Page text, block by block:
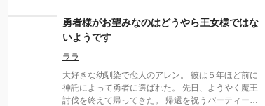
選ばれることに。 ヒューゴが出立の日、エリサは自
身の恋心に気づいてヒューゴに告白したところ二人は
即結婚することに……！ 「エリサを泣かせるなん
て、絶対許さない」 「エリサ、愛してる！」 ちょっ
ぴり鈍感で薬草を愛するヒロインが、一途で愛が重た
い変態風味な勇者に溺愛されるお話です。
勇者様がお望みなのはどうやら王女様ではな
いようです
ララ
大好きな幼馴染で恋人のアレン。 彼は５年ほど前に
神託によって勇者に選ばれた。 先日、ようやく魔王
討伐を終えて帰ってきた。 帰還を祝うパーティーで